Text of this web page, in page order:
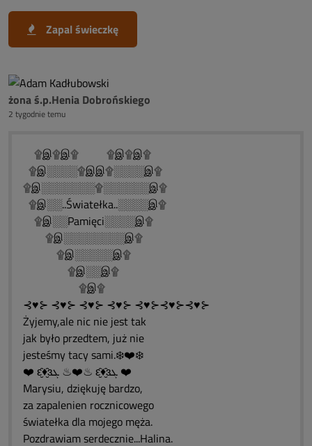
Zapal świeczkę
żona ś.p.Henia Dobrońskiego
2 tygodnie temu
۩இ۩இ۩ ۩இ۩இ۩
۩இ░░░░۩இஇ۩░░░░இ۩
۩இ░░░░░░░۩░░░░░░இ۩
۩இ░░..Światełka..░░░░இ۩
۩இ░░Pamięci░░░░இ۩
۩இ░░░░░░░░இ۩
۩இ░░░░░இ۩
۩இ░░இ۩
۩இ۩
⊰♥⊱ ⊰♥⊱ ⊰♥⊱ ⊰♥⊱ ⊰♥⊱⊰♥⊱⊰♥⊱
Żyjemy,ale nic nie jest tak
jak było przedtem, już nie
jesteśmy tacy sami.❄️❤️❄️
❤️ ԑ̮̑♦̮̑ɜܓ ♨❤️♨ ԑ̮̑♦̮̑ɜܓ ❤️
Marysiu, dziękuję bardzo,
za zapalenien rocznicowego
światełka dla mojego męża.
Pozdrawiam serdecznie...Halina.